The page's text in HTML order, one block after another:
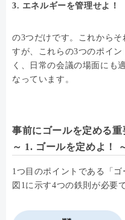
3. エネルギーを管理せよ！
の3つだけです。これから
すが、これらの3つのポイ
く、日常の会議の場面にも
なっています。
事前にゴールを定める重
～ 1. ゴールを定めよ！
1つ目のポイントである「
図1に示す4つの鉄則が必要で